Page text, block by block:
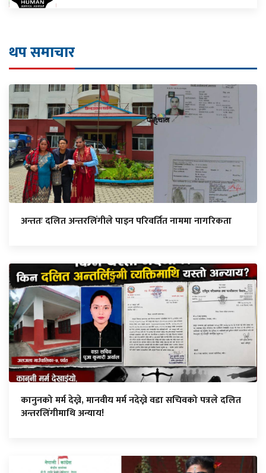
थप समाचार
अन्ततः दलित अन्तरलिंगीले पाइन परिवर्तित नाममा नागरिकता
कानुनको मर्म देख्ने, मानवीय मर्म नदेख्ने वडा सचिवको पत्रले दलित
अन्तरलिंगीमाथि अन्याय!